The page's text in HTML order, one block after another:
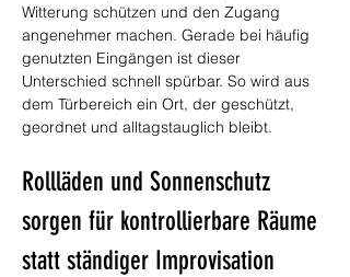
Witterung schützen und den Zugang
angenehmer machen. Gerade bei häufig
genutzten Eingängen ist dieser
Unterschied schnell spürbar. So wird aus
dem Türbereich ein Ort, der geschützt,
geordnet und alltagstauglich bleibt.
Rollläden und Sonnenschutz
sorgen für kontrollierbare Räume
statt ständiger Improvisation